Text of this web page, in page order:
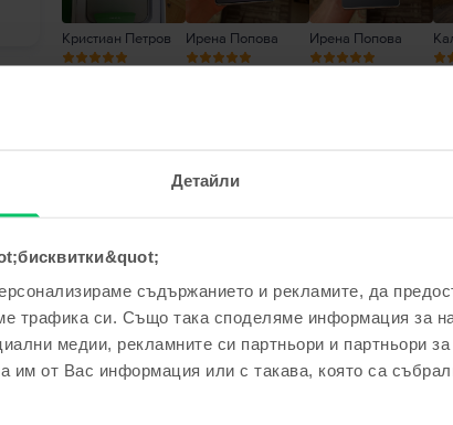
Детайли
съдържанието и рекламите, да
трафика си. Също така споделяме информация за
медии, рекламните си партньори и партньори
им от Вас информация или с такава, която са
Кристиан Петров Ирена Попова Ирена Попова
Отговор от Flip
Благодарим Ви за отзива! 😊 Радваме се, че
доверието и Ви пожелаваме приятно